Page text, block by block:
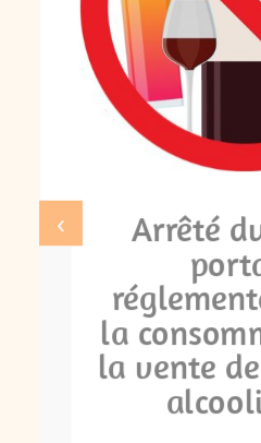
Arrêté
la
la vente
‹